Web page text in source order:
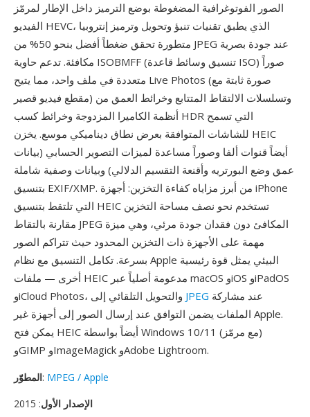
الصور الفوتوغرافية المضغوطة بوضع الترميز داخل الإطار لمرمّز
الفيديو HEVC، الذي يطبق تقنيات تنبؤ وتحويل وترميز إنتروبيا
متطورة تحقق ضغطاً أفضل بنحو 50% من JPEG عند جودة بصرية
مكافئة. تدعم حاوية ISOBMFF (تنسيق وسائط قاعدة ISO) صوراً
متعددة في ملف واحد، مما يتيح Live Photos (صورة ثابتة مع
مقطع فيديو قصير) وتسلسلات الالتقاط المتتابع وخرائط العمق من
أنظمة الكاميرا المزدوجة وخرائط كسب HDR التي تسمح
للشاشات المتوافقة بعرض نطاق ديناميكي موسع. يخزن HEIC
أيضاً قنوات ألفا وصوراً مساعدة لميزات التصوير الحسابي (بيانات
عمق وضع البورتريه وأقنعة التقسيم الدلالي) وبيانات وصفية شاملة
بتنسيق EXIF/XMP. من أبرز مزاياه كفاءة التخزين: أجهزة iPhone
التي تلتقط بتنسيق HEIC تستخدم نحو نصف مساحة التخزين
مقارنة بالتقاط JPEG المكافئ دون فقدان جودة مرئي، وهي ميزة
مهمة على الأجهزة ذات التخزين المحدود حيث تتراكم الصور
بسرعة. تكامل التنسيق مع نظام Apple البيئي يمثل قوة رئيسية
أخرى — ملفات HEIC مدعومة أصلياً عبر macOS وiOS وiPadOS
JPEG
الملفات يضمن التوافق عند إرسال الصور إلى أجهزة غير Apple.
يمكن فتح HEIC أيضاً بواسطة Windows 10/11 (مع مرمّز)
وGIMP وImageMagick وAdobe Lightroom.
المطوّر: MPEG / Apple
الإصدار الأول: 2015